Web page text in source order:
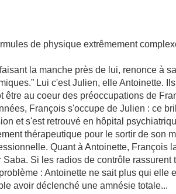
de physique extrêmement
la manche près de lui, renonce à
Lui c'est Julien, elle Antoinette.
être au coeur des préoccupations de
François s'occupe de Julien : ce
et s'est retrouvé en hôpital
thérapeutique pour le sortir de son
Quant à Antoinette, François
Si les radios de contrôle rassurent
: Antoinette ne sait plus qui elle
avoir déclenché une amnésie totale...